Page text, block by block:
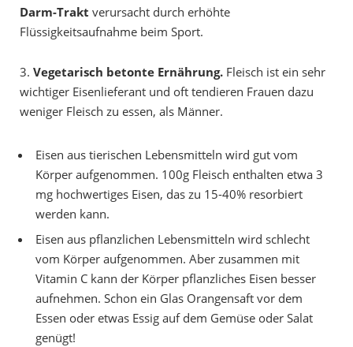
Darm-Trakt verursacht durch erhöhte
Flüssigkeitsaufnahme beim Sport.
3. Vegetarisch betonte Ernährung. Fleisch ist ein sehr
wichtiger Eisenlieferant und oft tendieren Frauen dazu
weniger Fleisch zu essen, als Männer.
Eisen aus tierischen Lebensmitteln wird gut vom
Körper aufgenommen. 100g Fleisch enthalten etwa 3
mg hochwertiges Eisen, das zu 15-40% resorbiert
werden kann.
Eisen aus pflanzlichen Lebensmitteln wird schlecht
vom Körper aufgenommen. Aber zusammen mit
Vitamin C kann der Körper pflanzliches Eisen besser
aufnehmen. Schon ein Glas Orangensaft vor dem
Essen oder etwas Essig auf dem Gemüse oder Salat
genügt!